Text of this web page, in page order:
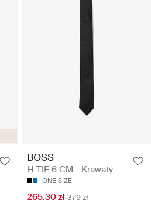
BOSS
H-TIE 6 CM - Krawaty
ONE SIZE
265.30 zł 379 zł